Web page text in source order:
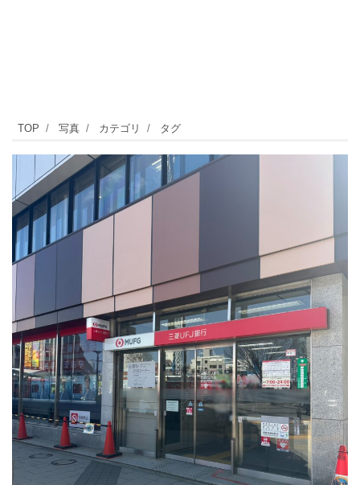
自
由
ヶ
丘
に
は
銀
行
が
い
く
つ
か
あ
り
TOP 写真 カテゴリ タグ